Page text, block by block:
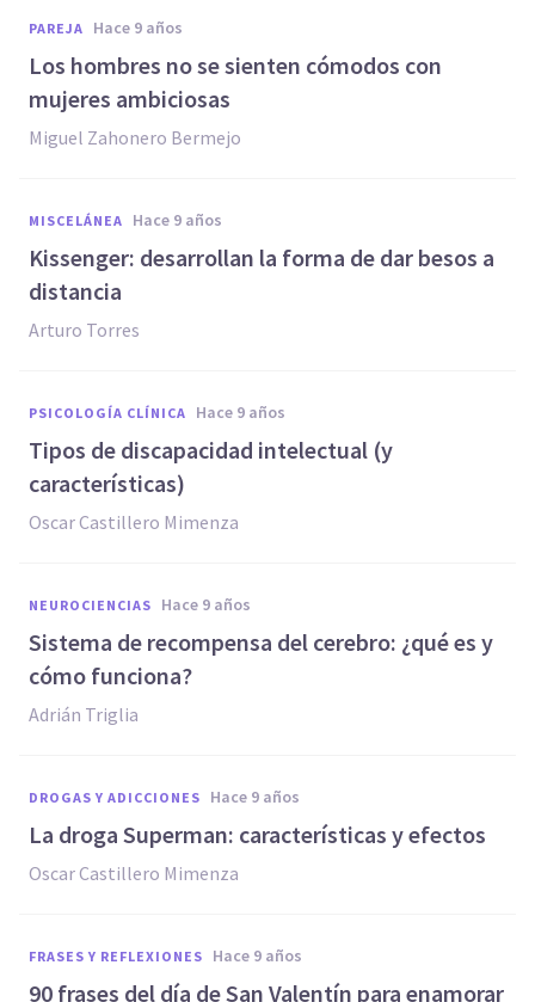
PAREJA hace 9 años
Los hombres no se sienten cómodos con
mujeres ambiciosas
Miguel Zahonero Bermejo
MISCELÁNEA hace 9 años
Kissenger: desarrollan la forma de dar besos a
distancia
Arturo Torres
PSICOLOGÍA CLÍNICA hace 9 años
Tipos de discapacidad intelectual (y
características)
Oscar Castillero Mimenza
NEUROCIENCIAS hace 9 años
Sistema de recompensa del cerebro: ¿qué es y
cómo funciona?
Adrián Triglia
DROGAS Y ADICCIONES hace 9 años
​La droga Superman: características y efectos
Oscar Castillero Mimenza
FRASES Y REFLEXIONES hace 9 años
​90 frases del día de San Valentín para enamorar